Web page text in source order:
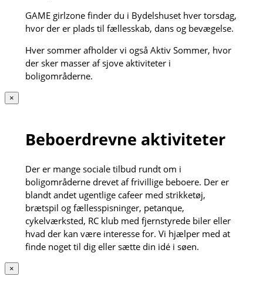
GAME girlzone finder du i Bydelshuset hver torsdag,
hvor der er plads til fællesskab, dans og bevægelse.
Hver sommer afholder vi også Aktiv Sommer, hvor
der sker masser af sjove aktiviteter i
boligområderne.
×
Beboerdrevne aktiviteter
Der er mange sociale tilbud rundt om i
boligområderne drevet af frivillige beboere. Der er
blandt andet ugentlige cafeer med strikketøj,
brætspil og fællesspisninger, petanque,
cykelværksted, RC klub med fjernstyrede biler eller
hvad der kan være interesse for. Vi hjælper med at
finde noget til dig eller sætte din idé i søen.
×